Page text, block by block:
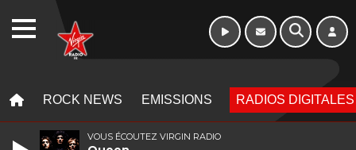
ROCK NEWS EMISSIONS RADIOS DIGITALES
VOUS ÉCOUTEZ VIRGIN RADIO
WEBRADIO